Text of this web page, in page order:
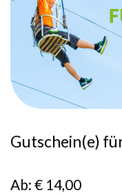
Gutschein(e)
Ab: